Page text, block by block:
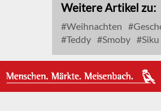
Weitere Artikel zu:
Weihnachten
Teddy
Smoby Siku